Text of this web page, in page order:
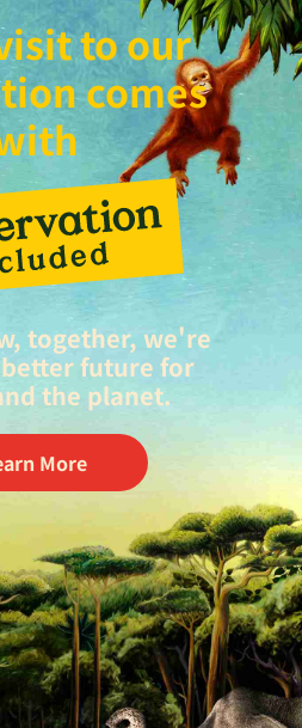
to our
comes
together, we're
future for
the planet.
More